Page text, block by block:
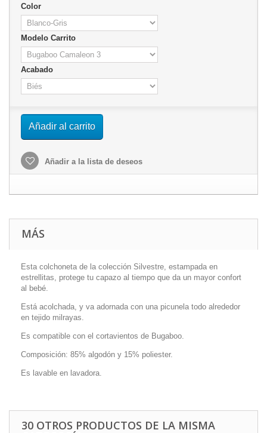
Color
Modelo Carrito
Acabado
Añadir al carrito
Añadir a la lista de deseos
MÁS
Esta colchoneta de la colección Silvestre, estampada en
estrellitas, protege tu capazo al tiempo que da un mayor confort
al bebé.
Está acolchada, y va adornada con una picunela todo alrededor
en tejido milrayas.
Es compatible con el cortavientos de Bugaboo.
Composición: 85% algodón y 15% poliester.
Es lavable en lavadora.
30 OTROS PRODUCTOS DE LA MISMA